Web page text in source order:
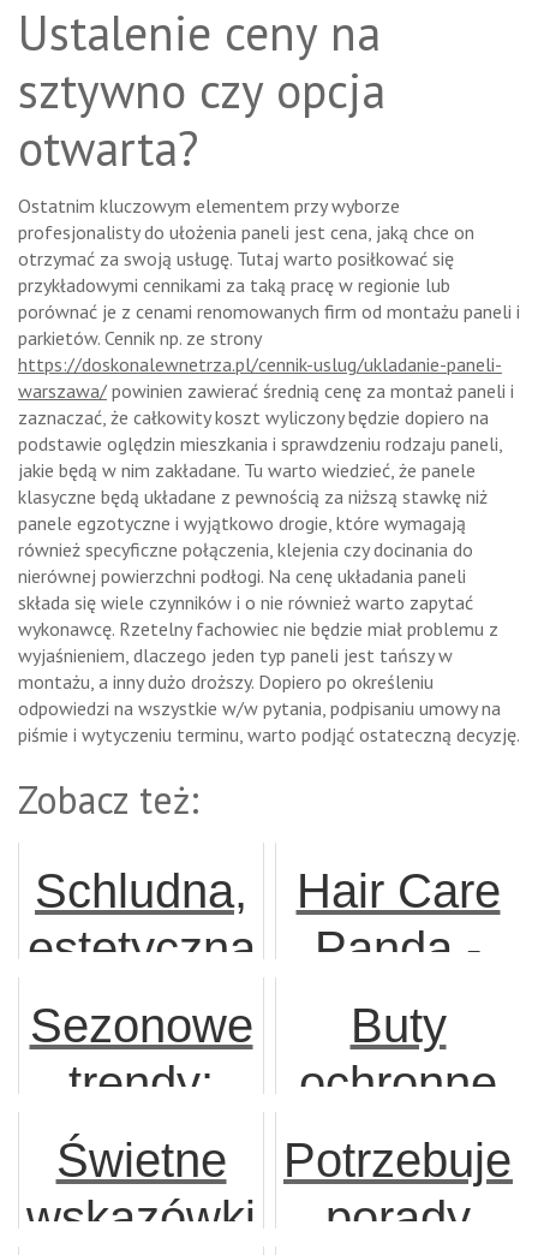
Ustalenie ceny na
sztywno czy opcja
otwarta?
Ostatnim kluczowym elementem przy wyborze
profesjonalisty do ułożenia paneli jest cena, jaką chce on
otrzymać za swoją usługę. Tutaj warto posiłkować się
przykładowymi cennikami za taką pracę w regionie lub
porównać je z cenami renomowanych firm od montażu paneli i
parkietów. Cennik np. ze strony
https://doskonalewnetrza.pl/cennik-uslug/ukladanie-paneli-
warszawa/ powinien zawierać średnią cenę za montaż paneli i
zaznaczać, że całkowity koszt wyliczony będzie dopiero na
podstawie oględzin mieszkania i sprawdzeniu rodzaju paneli,
jakie będą w nim zakładane. Tu warto wiedzieć, że panele
klasyczne będą układane z pewnością za niższą stawkę niż
panele egzotyczne i wyjątkowo drogie, które wymagają
również specyficzne połączenia, klejenia czy docinania do
nierównej powierzchni podłogi. Na cenę układania paneli
składa się wiele czynników i o nie również warto zapytać
wykonawcę. Rzetelny fachowiec nie będzie miał problemu z
wyjaśnieniem, dlaczego jeden typ paneli jest tańszy w
montażu, a inny dużo droższy. Dopiero po określeniu
odpowiedzi na wszystkie w/w pytania, podpisaniu umowy na
piśmie i wytyczeniu terminu, warto podjąć ostateczną decyzję.
Zobacz też:
Schludna,
estetyczna
i niedroga
– łazienka
kompaktowa
Hair Care
Panda -
by mieć
piękne
Sezonowe
trendy:
najmodniejsze
modele
Buty
ochronne
dla
Świetne
wskazówki
porady